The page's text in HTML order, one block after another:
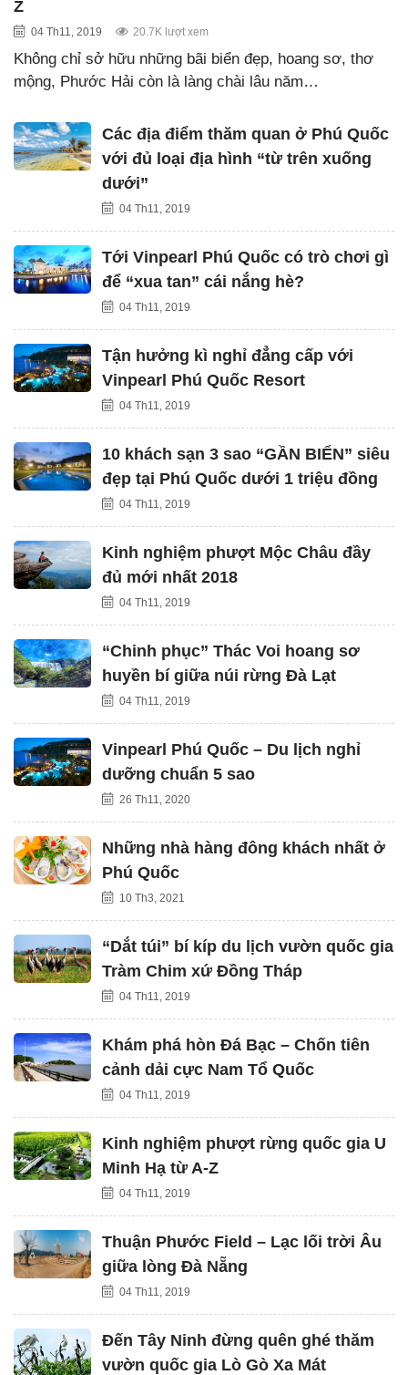
Z
04 Th11, 2019 20.7K lượt xem
Không chỉ sở hữu những bãi biển đẹp, hoang sơ, thơ
mộng, Phước Hải còn là làng chài lâu năm…
Các địa điểm thăm quan ở Phú Quốc
với đủ loại địa hình “từ trên xuống
dưới”
04 Th11, 2019
Tới Vinpearl Phú Quốc có trò chơi gì
để “xua tan” cái nắng hè?
04 Th11, 2019
Tận hưởng kì nghỉ đẳng cấp với
Vinpearl Phú Quốc Resort
04 Th11, 2019
10 khách sạn 3 sao “GẦN BIỂN” siêu
đẹp tại Phú Quốc dưới 1 triệu đồng
04 Th11, 2019
Kinh nghiệm phượt Mộc Châu đầy
đủ mới nhất 2018
04 Th11, 2019
“Chinh phục” Thác Voi hoang sơ
huyền bí giữa núi rừng Đà Lạt
04 Th11, 2019
Vinpearl Phú Quốc – Du lịch nghỉ
dưỡng chuẩn 5 sao
26 Th11, 2020
Những nhà hàng đông khách nhất ở
Phú Quốc
10 Th3, 2021
“Dắt túi” bí kíp du lịch vườn quốc gia
Tràm Chim xứ Đồng Tháp
04 Th11, 2019
Khám phá hòn Đá Bạc – Chốn tiên
cảnh dải cực Nam Tổ Quốc
04 Th11, 2019
Kinh nghiệm phượt rừng quốc gia U
Minh Hạ từ A-Z
04 Th11, 2019
Thuận Phước Field – Lạc lối trời Âu
giữa lòng Đà Nẵng
04 Th11, 2019
Đến Tây Ninh đừng quên ghé thăm
vườn quốc gia Lò Gò Xa Mát